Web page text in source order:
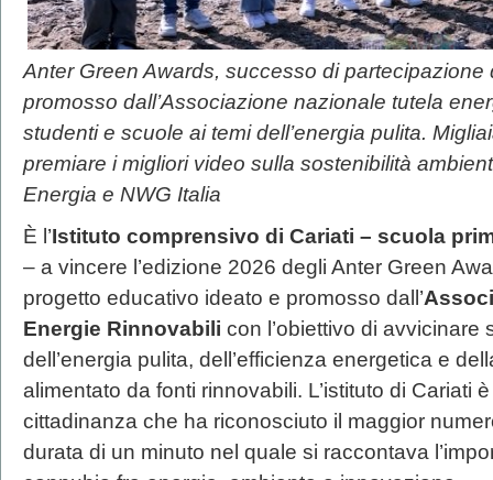
Anter Green Awards, successo di
promosso dall’Associazione nazionale tutela
studenti e scuole ai temi dell’energia pulita.
premiare i migliori video sulla sostenibilità
Energia e NWG Italia
È l’Istituto comprensivo di Cariati – scuola
– a vincere l’edizione 2026 degli Anter Green
progetto educativo ideato e promosso dall’
Energie Rinnovabili con l’obiettivo di avvicinare
dell’energia pulita, dell’efficienza energetica e
alimentato da fonti rinnovabili. L’istituto di Cariati
cittadinanza che ha riconosciuto il maggior
durata di un minuto nel quale si raccontava